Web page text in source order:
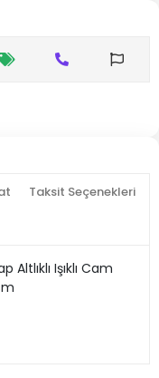
Taksit Seçenekleri
Altlıklı Işıklı Cam